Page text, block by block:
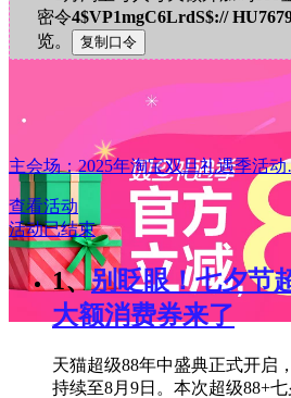
密令4$VP1mgC6LrdS$://
览。
主会场：2025年淘宝双旦礼遇季活
查看活动
活动已结束
1、 别眨眼！七夕节
大额消费券来了
天猫超级88年中盛典正式开启
持续至8月9日。本次超级88+